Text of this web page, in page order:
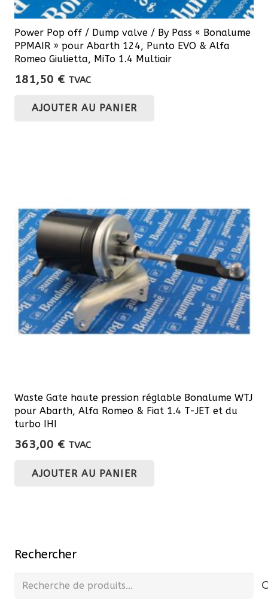
Power Pop off / Dump valve / By Pass « Bonalume
PPMAIR » pour Abarth 124, Punto EVO & Alfa
Romeo Giulietta, MiTo 1.4 Multiair
181,50 € TVAC
AJOUTER AU PANIER
Waste Gate haute pression réglable Bonalume WTJ
pour Abarth, Alfa Romeo & Fiat 1.4 T-JET et du
turbo IHI
363,00 € TVAC
AJOUTER AU PANIER
Rechercher
Recherche